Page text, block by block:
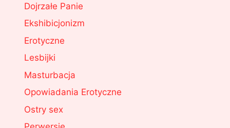
Dojrzałe Panie
Ekshibicjonizm
Erotyczne
Lesbijki
Masturbacja
Opowiadania Erotyczne
Ostry sex